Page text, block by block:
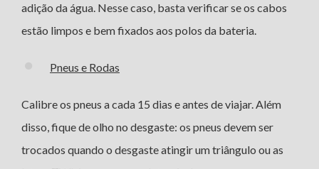
adição da água. Nesse caso, basta verificar se os cabos
estão limpos e bem fixados aos polos da bateria.
Pneus e Rodas
Calibre os pneus a cada 15 dias e antes de viajar. Além
disso, fique de olho no desgaste: os pneus devem ser
trocados quando o desgaste atingir um triângulo ou as